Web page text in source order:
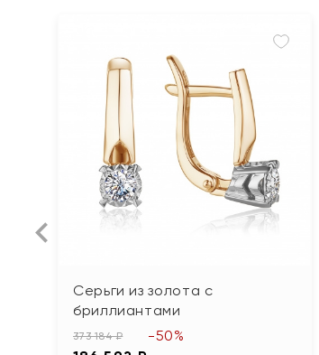
Серьги из золота с
бриллиантами
373 184 ₽ -50%